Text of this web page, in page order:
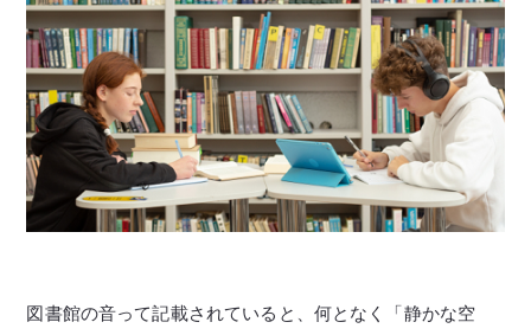
図書館の音って記載されていると、何となく「静かな空